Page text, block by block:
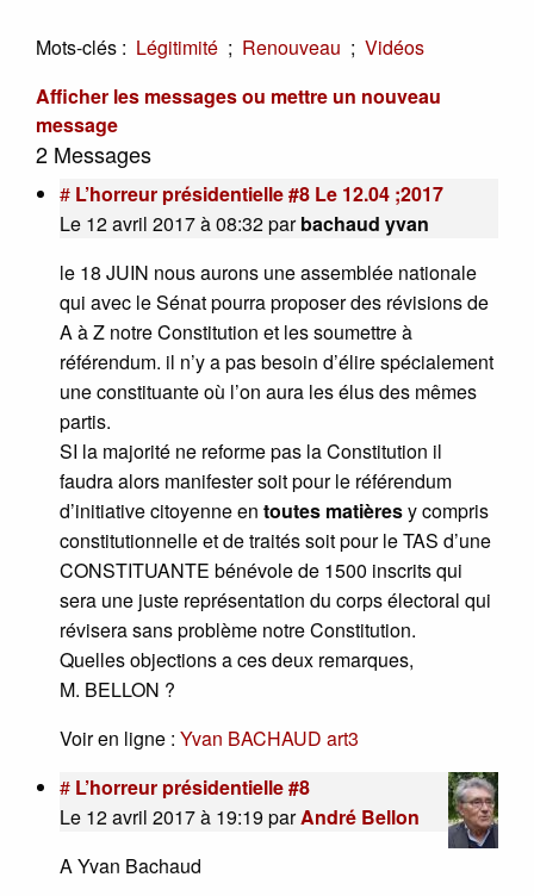
Mots-clés : Légitimité ; Renouveau ; Vidéos
Afficher les messages ou mettre un nouveau
message
2 Messages
# L’horreur présidentielle #8 Le 12.04 ;2017
Le 12 avril 2017 à 08:32parbachaud yvan
le 18 JUIN nous aurons une assemblée nationale
qui avec le Sénat pourra proposer des révisions de
A à Z notre Constitution et les soumettre à
référendum. il n’y a pas besoin d’élire spécialement
une constituante où l’on aura les élus des mêmes
partis.
SI la majorité ne reforme pas la Constitution il
faudra alors manifester soit pour le référendum
d’initiative citoyenne en toutes matièresy compris
constitutionnelle et de traités soit pour le TAS d’une
CONSTITUANTE bénévole de 1500 inscrits qui
sera une juste représentation du corps électoral qui
révisera sans problème notre Constitution.
Quelles objections a ces deux remarques,
M. BELLON ?
Voir en ligne : Yvan BACHAUD art3
# L’horreur présidentielle #8
Le 12 avril 2017 à 19:19 parAndré Bellon
A Yvan Bachaud